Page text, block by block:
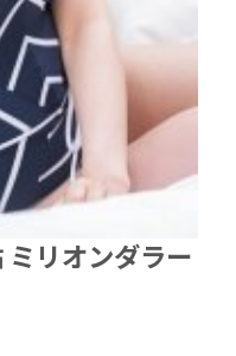
ミリオンダラー